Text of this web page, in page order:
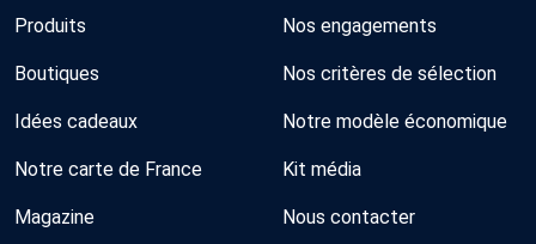
Produits
Boutiques
Idées cadeaux
Notre carte de France
Magazine
Nos engagements
Nos critères de sélection
Notre modèle économique
Kit média
Nous contacter